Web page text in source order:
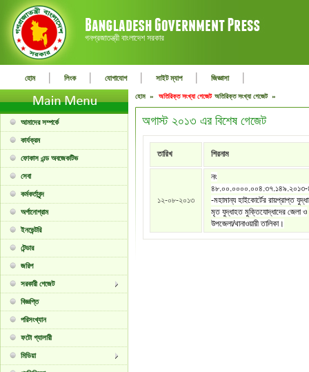
গনপ্রজাতন্ত্রী বাংলাদেশ সরকার
হোম | লিংক | যোগাযোগ | সাইট ম্যাপ | জিজ্ঞাসা |
আমাদের সম্পর্কে
কার্যক্রম
ফোকাস এন্ড অবজেকটিভ
সেবা
কর্মকর্তাবৃন্দ
অর্গানোগ্রাম
ইনভেন্টরি
টেন্ডার
জরিপ
সরকারী গেজেট
বিজ্ঞপ্তি
পরিসংখ্যান
ফটো গ্যালারী
মিডিয়া
হোম » অতিরিক্ত সংখ্যা গেজেট অতিরিক্ত সংখ্যা গেজেট »
অগাস্ট ২০১৩ এর বিশেষ গেজেট
তারিখ শিরনাম
১২-০৮-২০১৩
নং
-মহামান্য হাইকোর্টের রায়প্রাপ্ত
মৃত যুদ্ধাহত মুক্তিযোদ্ধাদের জেলা ও
উপজেলা/থানাওয়ারী তালিকা।